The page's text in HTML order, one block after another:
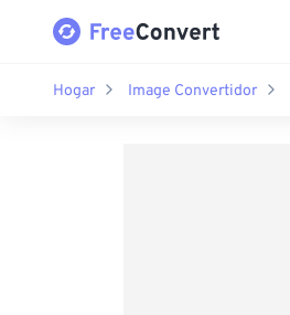
Hogar Image Convertidor